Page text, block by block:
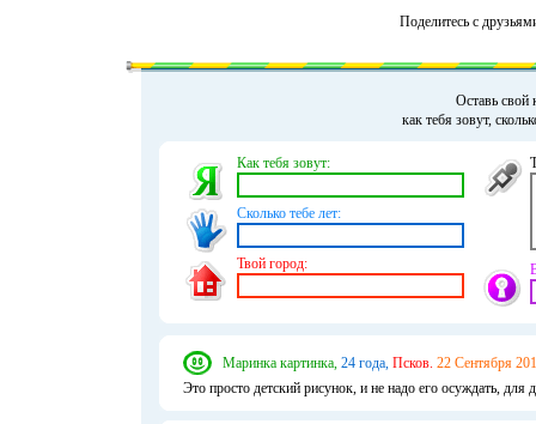
Поделитесь с
Оставь свой
как тебя зовут,
Как тебя зовут:
Сколько тебе лет:
Твой город:
Маринка картинка, 24 года, Псков. 22 Сентября
Это просто детский рисунок, и не надо его осуждать, для